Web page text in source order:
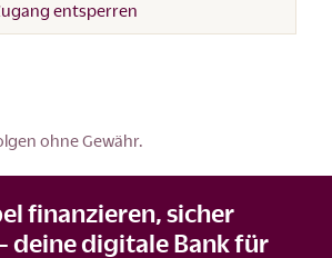
entsperren
ohne Gewähr.
finanzieren, sicher
deine digitale Bank für